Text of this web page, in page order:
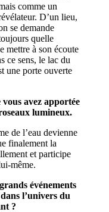
comme un
D’un lieu,
se demande
quelle
mettre à son écoute
ce sens, le lac du
une porte ouverte
avez apportée
lumineux.
de l’eau devienne
finalement la
et participe
même.
événements
l’univers du
?